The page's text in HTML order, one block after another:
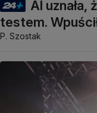
AI
testem.
P. Szostak